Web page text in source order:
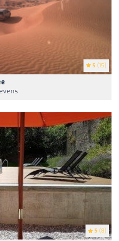
5 (15)
5 (8)